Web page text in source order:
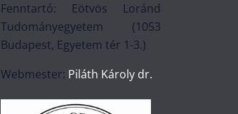
Fenntartó: Eötvös Loránd
Tudományegyetem (1053
Budapest, Egyetem tér 1-3.)
Webmester: Piláth Károly dr.